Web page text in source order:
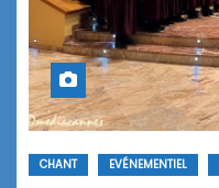
CHANT EVÉNEMENTIEL